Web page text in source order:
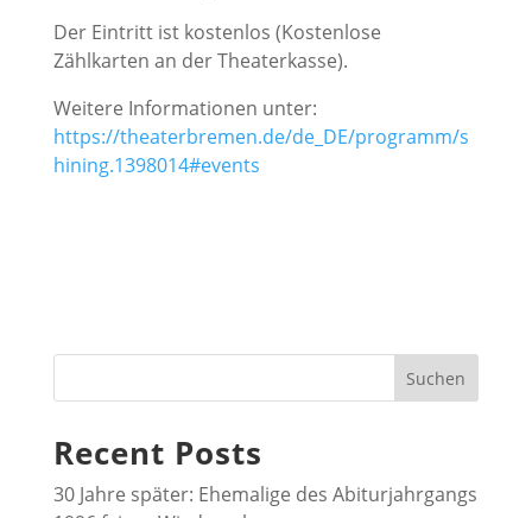
Der Eintritt ist kostenlos (Kostenlose
Zählkarten an der Theaterkasse).
Weitere Informationen unter:
https://theaterbremen.de/de_DE/programm/s
hining.1398014#events
Suchen
Recent Posts
30 Jahre später: Ehemalige des Abiturjahrgangs